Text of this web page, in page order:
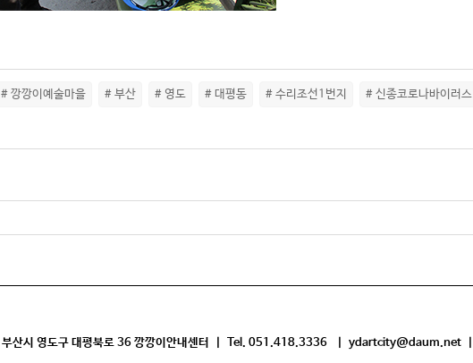
# 깡깡이예술마을 # 부산 # 영도 # 대평동 # 수리조선1번지 # 신종코로나바이러스
부산시 영도구 대평북로 36 깡깡이안내센터 | Tel. 051.418.3336 | ydartcity@daum.net |